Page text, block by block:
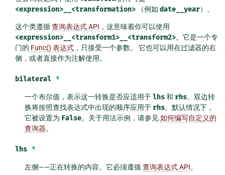
<expression>__<transformation>（例如 date__year）。
这个类遵循查询表达式 API ，这意味着你可以使用
<expression>__<transform1>__<transform2>。它是一个专
门的 Func() 表达式，只接受一个参数。 它也可以用在过滤器的右
侧，或者直接作为注解使用。
bilateral ¶
一个布尔值，表示这一转换是否应适用于lhs和 rhs。双边转
换将按照查找表达式中出现的顺序应用于 rhs。默认情况下，
它被设置为 False。关于用法示例，请参见如何编写自定义的
查询器。
lhs ¶
左侧——正在转换的内容。它必须遵循查询表达式 API。